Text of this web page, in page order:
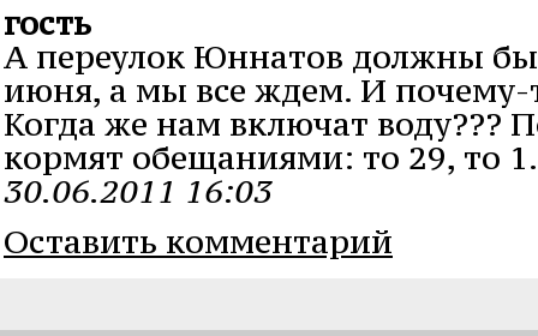
гость
А переулок Юннатов должны
июня, а мы все ждем. И почему-
Когда же нам включат воду???
кормят обещаниями: то 29, то
30.06.2011 16:03
Оставить комментарий